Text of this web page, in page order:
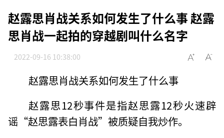
赵露思肖战关系如何发生了什么事 赵露
思肖战一起拍的穿越剧叫什么名字
2022-09-16 10:38:00
赵露思肖战关系如何发生了什么事
赵露思12秒事件是指赵思露12秒火速辟
谣“赵思露表白肖战”被质疑自我炒作。